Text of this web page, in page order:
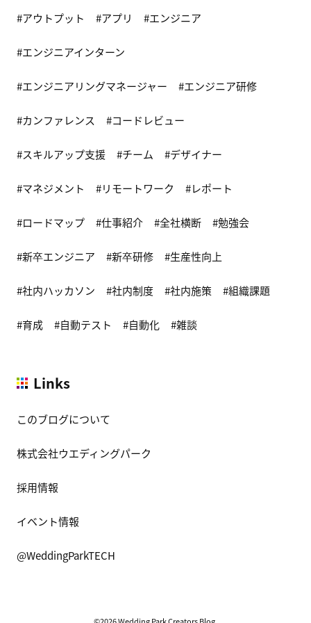
アウトプット アプリ エンジニア
エンジニアインターン
エンジニアリングマネージャー エンジニア研修
カンファレンス コードレビュー
スキルアップ支援 チーム デザイナー
マネジメント リモートワーク レポート
ロードマップ 仕事紹介 全社横断 勉強会
新卒エンジニア 新卒研修 生産性向上
社内ハッカソン 社内制度 社内施策 組織課題
育成 自動テスト 自動化 雑談
Links
このブログについて
株式会社ウエディングパーク
採用情報
イベント情報
@WeddingParkTECH